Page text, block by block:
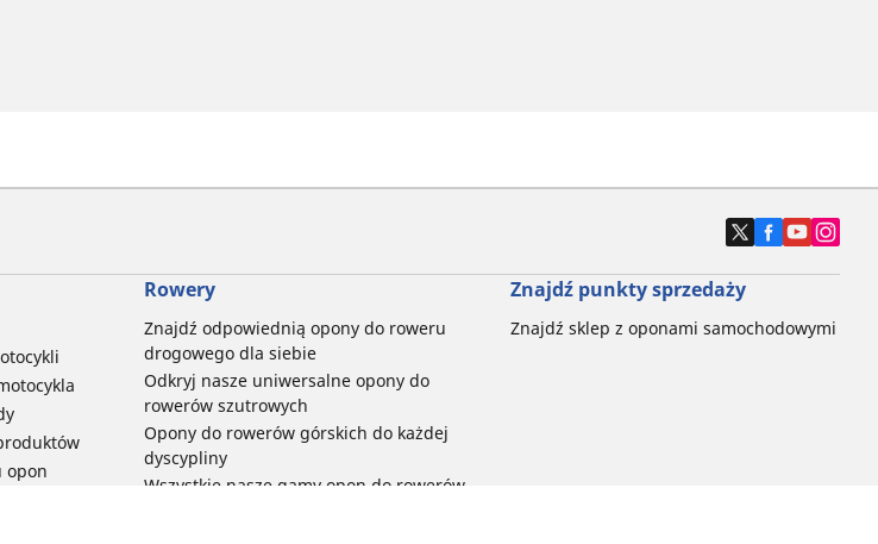
opon
Rowery
Znajdź odpowiednią opony do roweru
drogowego dla siebie
Odkryj nasze uniwersalne opony do
rowerów szutrowych
Opony do rowerów górskich do każdej
dyscypliny
Wszystkie nasze gamy opon do rowerów
Znajdź punkty sprzedaży
Znajdź sklep z oponami samochodowymi